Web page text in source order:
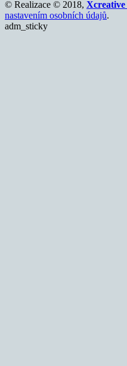
© Realizace © 2018, Xcreative
nastavením osobních údajů.
adm_sticky